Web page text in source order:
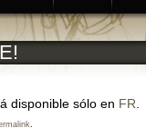
disponible sólo en FR
.